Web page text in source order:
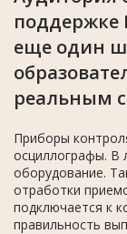
поддержке
еще один
реальным
Приборы
осциллографы. В
оборудование.
отработки
подключается к
правильность